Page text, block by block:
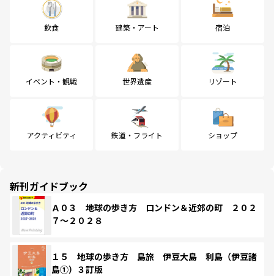
飲食 建築・アート 宿泊
イベント・観戦 世界遺産 リゾート
アクティビティ 鉄道・フライト ショップ
新刊ガイドブック
Ａ０３ 地球の歩き方 ロンドン＆近郊の町 ２０２
７～２０２８
１５ 地球の歩き方 島旅 伊豆大島 利島（伊豆諸
島①）３訂版